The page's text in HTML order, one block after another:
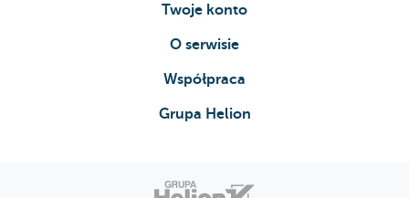
Twoje konto
O serwisie
Współpraca
Grupa Helion